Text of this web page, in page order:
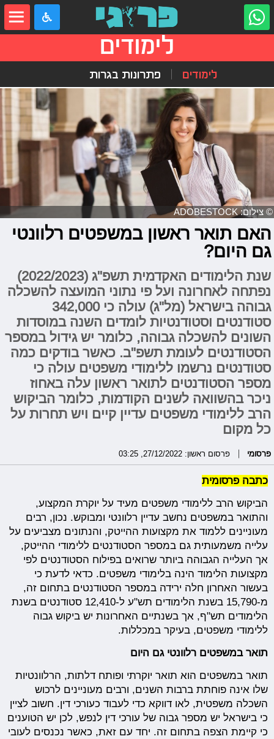
לימודים
לימודים פתרונות בגרות
© צילום: ADOBESTOCK
האם תואר ראשון במשפטים רלוונטי
גם היום?
שנת הלימודים האקדמית תשפ"ג (2022/2023)
נפתחה לאחרונה ועל פי נתוני המועצה להשכלה
גבוהה בישראל (מל"ג) עולה כי 342,000
סטודנטים וסטודנטיות לומדים השנה במוסדות
השונים להשכלה גבוהה, כלומר יש גידול במספר
הסטודנטים לעומת תשפ"ב. כאשר בודקים כמה
סטודנטים נרשמו ללימודי משפטים עולה כי
מספר הסטודנטים לתואר ראשון עלה באחוז
ניכר בהשוואה לשנים הקודמות, כלומר הביקוש
הרב ללימודי משפטים עדיין קיים ויש תחרות על
כל מקום
פרסומי פרסום ראשון: 27/12/2022, 03:25
כתבה פרסומית
הביקוש הרב ללימודי משפטים מעיד על יוקרת המקצוע,
והתואר במשפטים נחשב עדיין רלוונטי ומבוקש. נכון, רבים
מעוניינים ללמוד את מקצועות ההייטק, והנתונים מצביעים על
עלייה משמעותית גם במספר הסטודנטים ללימודי ההייטק,
אך העלייה הגבוהה ביותר שרואים בפילוח הסטודנטים לפי
מקצועות הלימוד הינה בלימודי משפטים. כדאי לדעת כי
בעשור האחרון חלה ירידה במספר הסטודנטים בתחום זה,
מ-15,790 בשנת הלימודים תש"ע ל-12,410 סטודנטים בשנת
הלימודים תש"ף, אך בשנתיים האחרונות יש ביקוש גבוה
ללימודי משפטים, בעיקר במכללות.
תואר במשפטים רלוונטי גם היום
תואר במשפטים הוא תואר יוקרתי ופותח דלתות, הרלוונטיות
שלו אינה פוחתת ברבות השנים, ורבים מעוניינים לרכוש
השכלה משפטית, לאו דווקא כדי לעבוד כעורכי דין. חשוב לציין
כי בישראל יש מספר גבוה של עורכי דין לנפש, לכן יש הטוענים
כי קיימת הצפה בתחום זה. יחד עם זאת, כאשר נכנסים לעובי